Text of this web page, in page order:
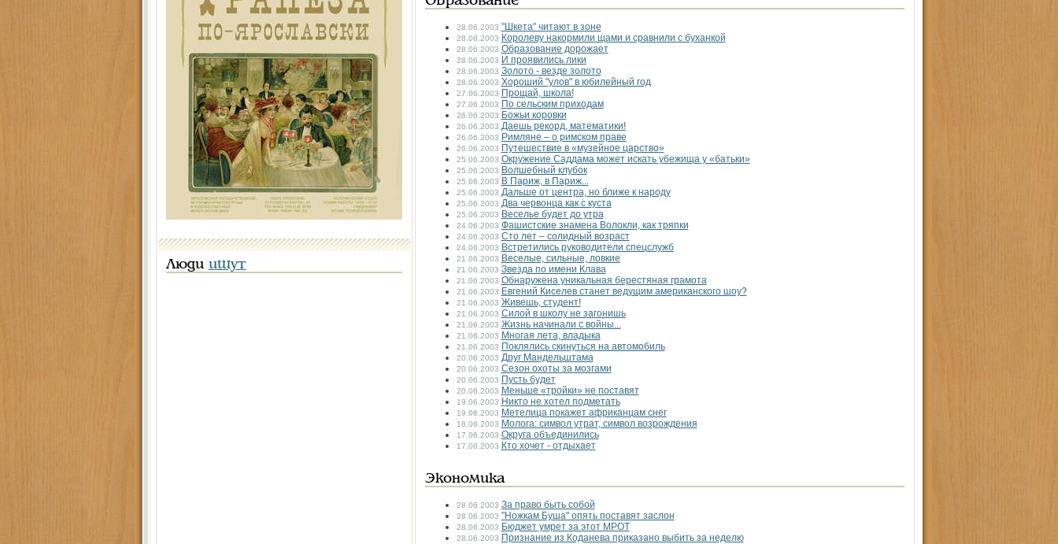
Люди ищут
28.06.2003 "Шкета" читают в зоне
28.06.2003 Королеву накормили щами и сравнили с буханкой
28.06.2003 Образование дорожает
28.06.2003 И проявились лики
28.06.2003 Золото - везде золото
28.06.2003 Хороший "улов" в юбилейный год
27.06.2003 Прощай, школа!
27.06.2003 По сельским приходам
26.06.2003 Божьи коровки
26.06.2003 Даешь рекорд, математики!
26.06.2003 Римляне – о римском праве
26.06.2003 Путешествие в «музейное царство»
25.06.2003 Окружение Саддама может искать убежища у «батьки»
25.06.2003 Волшебный клубок
25.06.2003 В Париж, в Париж...
25.06.2003 Дальше от центра, но ближе к народу
25.06.2003 Два червонца как с куста
25.06.2003 Веселье будет до утра
24.06.2003 Фашистские знамена Волокли, как тряпки
24.06.2003 Сто лет – солидный возраст
24.06.2003 Встретились руководители спецслужб
21.06.2003 Веселые, сильные, ловкие
21.06.2003 Звезда по имени Клава
21.06.2003 Обнаружена уникальная берестяная грамота
21.06.2003 Евгений Киселев станет ведущим американского шоу?
21.06.2003 Живешь, студент!
21.06.2003 Силой в школу не загонишь
21.06.2003 Жизнь начинали с войны...
21.06.2003 Многая лета, владыка
21.06.2003 Поклялись скинуться на автомобиль
20.06.2003 Друг Мандельштама
20.06.2003 Сезон охоты за мозгами
20.06.2003 Пусть будет
20.06.2003 Меньше «тройки» не поставят
19.06.2003 Никто не хотел подметать
19.06.2003 Метелица покажет африканцам снег
18.06.2003 Молога: символ утрат, символ возрождения
17.06.2003 Округа объединились
17.06.2003 Кто хочет - отдыхает
Экономика
28.06.2003 За право быть собой
28.06.2003 "Ножкам Буша" опять поставят заслон
28.06.2003 Бюджет умрет за этот МРОТ
28.06.2003 Признание из Коданева приказано выбить за неделю